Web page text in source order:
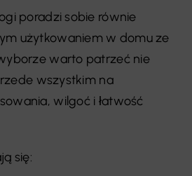
poradzi sobie równie
użytkowaniem w domu ze
warto patrzeć nie
wszystkim na
wilgoć i łatwość
się: